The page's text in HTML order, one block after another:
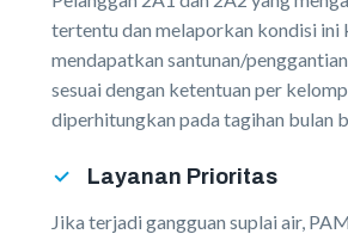
tertentu dan melaporkan kondisi ini
mendapatkan santunan/
sesuai dengan ketentuan per
diperhitungkan pada tagihan bulan
Layanan Prioritas
Jika terjadi gangguan suplai air,